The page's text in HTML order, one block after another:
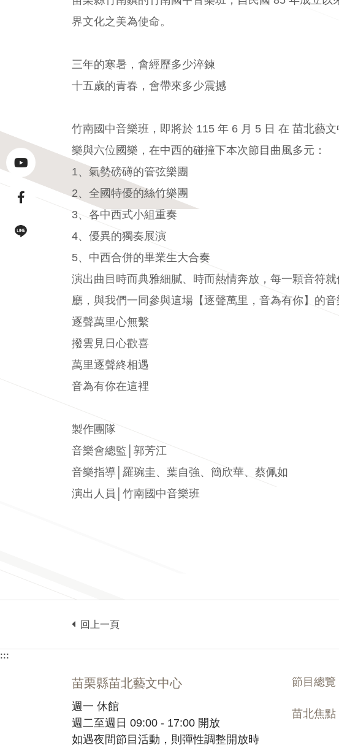
界文化之美為使命。
三年的寒暑，會經歷多少淬鍊
十五歲的青春，會帶來多少震撼
竹南國中音樂班，即將於 115 年 6 月 5 日 在 苗北藝
樂與六位國樂，在中西的碰撞下本次節目曲風多元：
1、氣勢磅礡的管弦樂團
2、全國特優的絲竹樂團
3、各中西式小組重奏
4、優異的獨奏展演
5、中西合併的畢業生大合奏
演出曲目時而典雅細膩、時而熱情奔放，每一顆音符
廳，與我們一同參與這場【逐聲萬里，音為有你】的音
逐聲萬里心無繫
撥雲見日心歡喜
萬里逐聲終相遇
音為有你在這裡
製作團隊
音樂會總監│郭芳江
音樂指導│羅琬圭、葉自強、簡欣華、蔡佩如
演出人員│竹南國中音樂班
回上一頁
:::
苗栗縣苗北藝文中心
週一 休館
週二至週日 09:00 - 17:00 開放
如遇夜間節目活動，則彈性調整開放時
節目總覽
苗北焦點
youtube連結(另開視窗)
facebook連結(另開視窗)
line連結(另開視窗)